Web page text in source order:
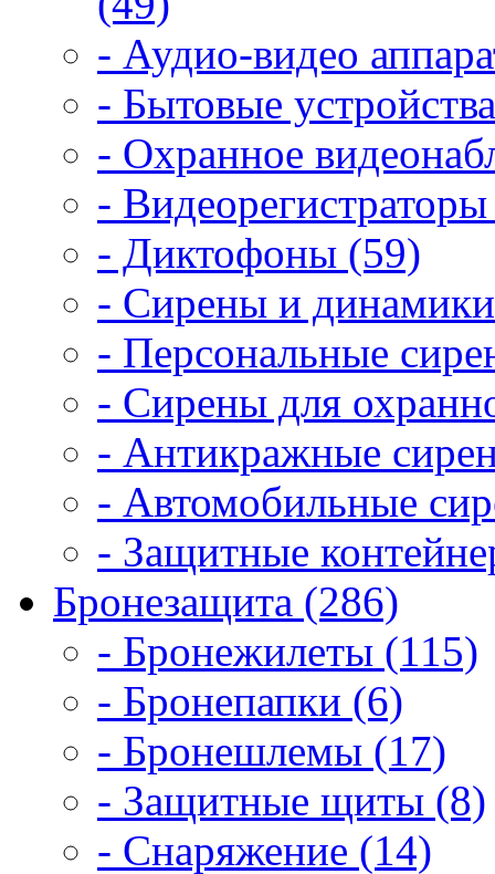
- Аудио-видео
- Бытовые
- Охранное
-
- Диктофоны (59)
- Сирены и
- Персональные
- Сирены для
- Антикражные
- Автомобильные
- Защитные
Бронезащита (286)
- Бронежилеты (115)
- Бронепапки (6)
- Бронешлемы (17)
- Защитные щиты (8)
- Снаряжение (14)